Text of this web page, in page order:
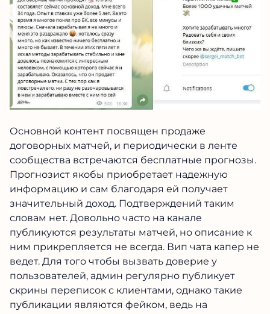
Основной контент посвящен продаже
договорных матчей, и периодически в ленте
сообщества встречаются бесплатные прогнозы.
Прогнозист якобы приобретает надежную
информацию и сам благодаря ей получает
значительный доход. Подтверждений таким
словам нет. Довольно часто на канале
публикуются результаты матчей, но описание к
ним прикрепляется не всегда. Вип чата капер не
ведет. Для того чтобы вызвать доверие у
пользователей, админ регулярно публикует
скрины переписок с клиентами, однако такие
публикации являются фейком, ведь на